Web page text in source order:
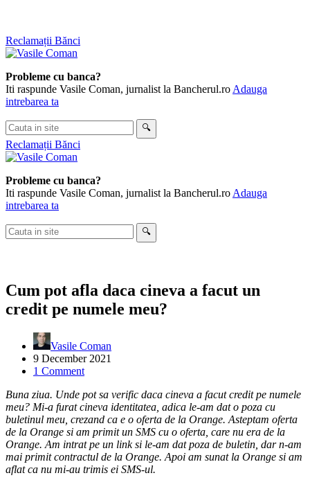
Skip
to
Reclamații Bănci
Probleme cu banca?
Iti raspunde Vasile Coman, jurnalist la Bancherul.ro Adauga
intrebarea ta
Cauta
in
site
🔍
Reclamații Bănci
Probleme cu banca?
Iti raspunde Vasile Coman, jurnalist la Bancherul.ro Adauga
intrebarea ta
Cauta
in
🔍
Cum pot afla daca cineva a facut un
credit pe numele meu?
Vasile Coman
9 December 2021
1 Comment
Buna ziua. Unde pot sa verific daca cineva a facut credit pe numele
meu? Mi-a furat cineva identitatea, adica le-am dat o poza cu
buletinul meu, crezand ca e o oferta de la Orange. Asteptam oferta
de la Orange si am primit un SMS cu o oferta, care nu era de la
Orange. Am intrat pe un link si le-am dat poza de buletin, dar n-am
mai primit contractul de la Orange. Apoi am sunat la Orange si am
aflat ca nu mi-au trimis ei SMS-ul.